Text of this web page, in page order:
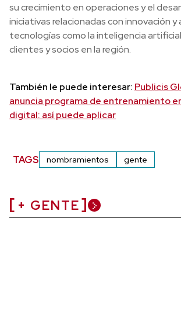
su crecimiento en operaciones y el
iniciativas relacionadas con innovación y
tecnologías como la inteligencia
clientes y socios en la región.
También le puede interesar: Publicis
anuncia programa de entrenamiento
digital: así puede aplicar
TAGS nombramientos gente
+ GENTE